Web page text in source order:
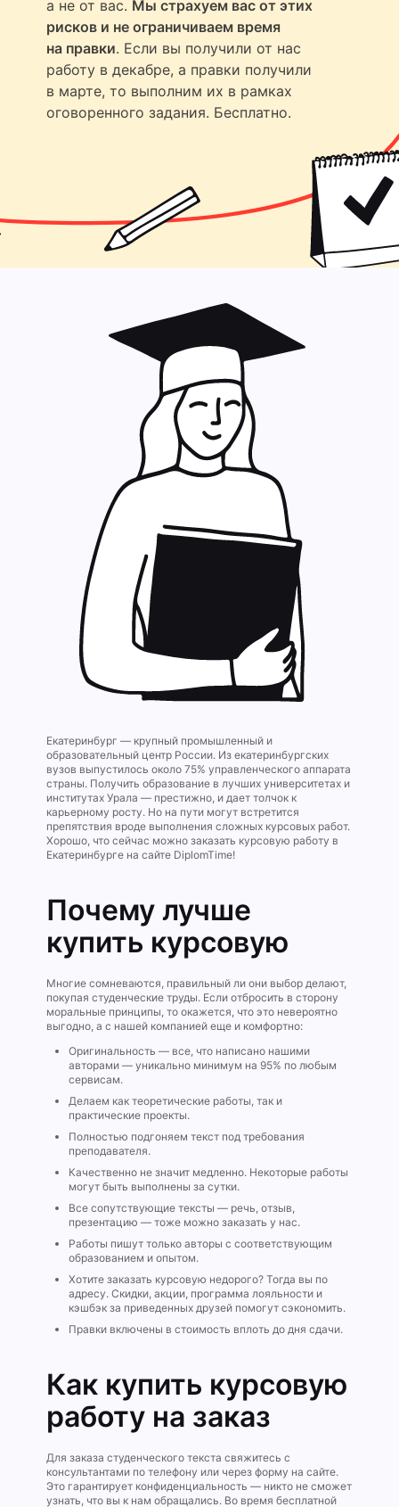
а не от вас. Мы страхуем вас от этих
рисков и не ограничиваем время
на правки. Если вы получили от нас
работу в декабре, а правки получили
в марте, то выполним их в рамках
оговоренного задания. Бесплатно.
Екатеринбург — крупный промышленный и
образовательный центр России. Из екатеринбургских
вузов выпустилось около 75% управленческого аппарата
страны. Получить образование в лучших университетах и
институтах Урала — престижно, и дает толчок к
карьерному росту. Но на пути могут встретится
препятствия вроде выполнения сложных курсовых работ.
Хорошо, что сейчас можно заказать курсовую работу в
Екатеринбурге на сайте DiplomTime!
Почему лучше
купить курсовую
Многие сомневаются, правильный ли они выбор делают,
покупая студенческие труды. Если отбросить в сторону
моральные принципы, то окажется, что это невероятно
выгодно, а с нашей компанией еще и комфортно:
Оригинальность — все, что написано нашими
авторами — уникально минимум на 95% по любым
сервисам.
Делаем как теоретические работы, так и
практические проекты.
Полностью подгоняем текст под требования
преподавателя.
Качественно не значит медленно. Некоторые работы
могут быть выполнены за сутки.
Все сопутствующие тексты — речь, отзыв,
презентацию — тоже можно заказать у нас.
Работы пишут только авторы с соответствующим
образованием и опытом.
Хотите заказать курсовую недорого? Тогда вы по
адресу. Скидки, акции, программа лояльности и
кэшбэк за приведенных друзей помогут сэкономить.
Правки включены в стоимость вплоть до дня сдачи.
Как купить курсовую
работу на заказ
Для заказа студенческого текста свяжитесь с
консультантами по телефону или через форму на сайте.
Это гарантирует конфиденциальность — никто не сможет
узнать, что вы к нам обращались. Во время бесплатной